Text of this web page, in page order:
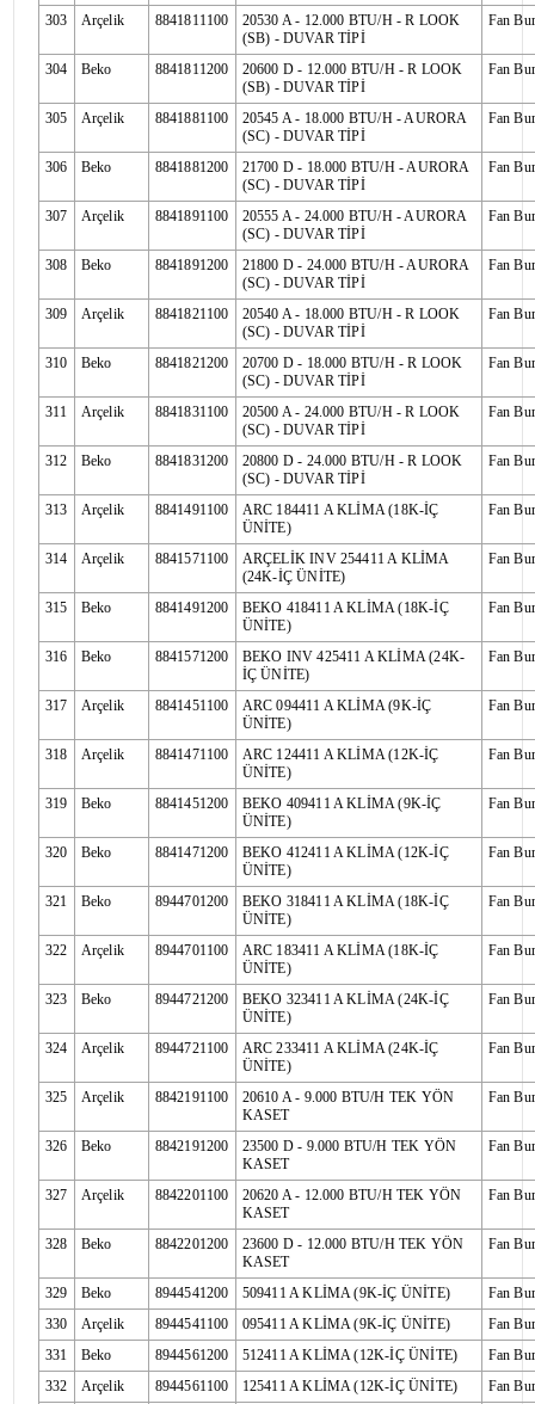
303 Arçelik 8841811100
20530 A - 12.000 BTU/H - R LOOK
(SB) - DUVAR TİPİ
Fan
304 Beko 8841811200
20600 D - 12.000 BTU/H - R LOOK
(SB) - DUVAR TİPİ
Fan
305 Arçelik 8841881100
20545 A - 18.000 BTU/H - AURORA
(SC) - DUVAR TİPİ
Fan
306 Beko 8841881200
21700 D - 18.000 BTU/H - AURORA
(SC) - DUVAR TİPİ
Fan
307 Arçelik 8841891100
20555 A - 24.000 BTU/H - AURORA
(SC) - DUVAR TİPİ
Fan
308 Beko 8841891200
21800 D - 24.000 BTU/H - AURORA
(SC) - DUVAR TİPİ
Fan
309 Arçelik 8841821100
20540 A - 18.000 BTU/H - R LOOK
(SC) - DUVAR TİPİ
Fan
310 Beko 8841821200
20700 D - 18.000 BTU/H - R LOOK
(SC) - DUVAR TİPİ
Fan
311 Arçelik 8841831100
20500 A - 24.000 BTU/H - R LOOK
(SC) - DUVAR TİPİ
Fan
312 Beko 8841831200
20800 D - 24.000 BTU/H - R LOOK
(SC) - DUVAR TİPİ
Fan
313 Arçelik 8841491100
ARC 184411 A KLİMA (18K-İÇ
ÜNİTE)
Fan
314 Arçelik 8841571100
ARÇELİK INV 254411 A KLİMA
(24K-İÇ ÜNİTE)
Fan
315 Beko 8841491200
BEKO 418411 A KLİMA (18K-İÇ
ÜNİTE)
Fan
316 Beko 8841571200
BEKO INV 425411 A KLİMA (24K-
İÇ ÜNİTE)
Fan
317 Arçelik 8841451100
ARC 094411 A KLİMA (9K-İÇ
ÜNİTE)
Fan
318 Arçelik 8841471100
ARC 124411 A KLİMA (12K-İÇ
ÜNİTE)
Fan
319 Beko 8841451200
BEKO 409411 A KLİMA (9K-İÇ
ÜNİTE)
Fan
320 Beko 8841471200
BEKO 412411 A KLİMA (12K-İÇ
ÜNİTE)
Fan
321 Beko 8944701200
BEKO 318411 A KLİMA (18K-İÇ
ÜNİTE)
Fan
322 Arçelik 8944701100
ARC 183411 A KLİMA (18K-İÇ
ÜNİTE)
Fan
323 Beko 8944721200
BEKO 323411 A KLİMA (24K-İÇ
ÜNİTE)
Fan
324 Arçelik 8944721100
ARC 233411 A KLİMA (24K-İÇ
ÜNİTE)
Fan
325 Arçelik 8842191100
20610 A - 9.000 BTU/H TEK YÖN
KASET
Fan
326 Beko 8842191200
23500 D - 9.000 BTU/H TEK YÖN
KASET
Fan
327 Arçelik 8842201100
20620 A - 12.000 BTU/H TEK YÖN
KASET
Fan
328 Beko 8842201200
23600 D - 12.000 BTU/H TEK YÖN
KASET
Fan
329 Beko 8944541200 509411 A KLİMA (9K-İÇ ÜNİTE)
Fan
330
Arçelik 8944541100 095411 A KLİMA (9K-İÇ ÜNİTE)
Fan
331
Beko 8944561200 512411 A KLİMA (12K-İÇ ÜNİTE)
Fan
332
Arçelik 8944561100 125411 A KLİMA (12K-İÇ ÜNİTE)
Fan